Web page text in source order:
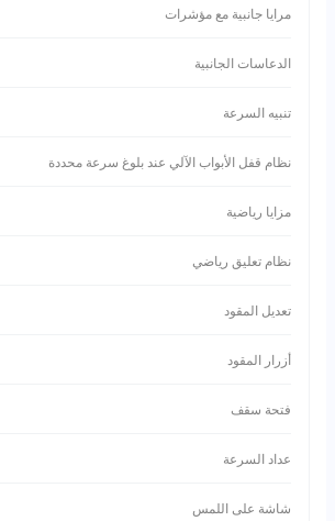
مرايا جانبية مع مؤشرات
الدعاسات الجانبية
تنبيه السرعة
نظام قفل الأبواب الآلي عند بلوغ سرعة محددة
مزايا رياضية
نظام تعليق رياضي
تعديل المقود
أزرار المقود
فتحة سقف
عداد السرعة
شاشة على اللمس